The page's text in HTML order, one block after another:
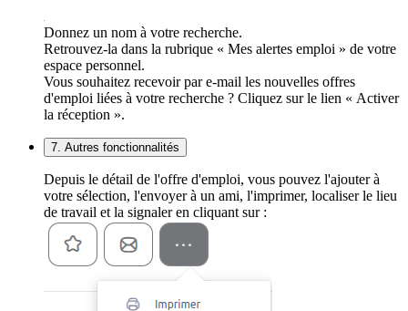
Donnez un nom à votre recherche.
Retrouvez-la dans la rubrique « Mes alertes emploi » de votre
espace personnel.
Vous souhaitez recevoir par e-mail les nouvelles offres
d'emploi liées à votre recherche ? Cliquez sur le lien « Activer
la réception ».
7. Autres fonctionnalités
Depuis le détail de l'offre d'emploi, vous pouvez l'ajouter à
votre sélection, l'envoyer à un ami, l'imprimer, localiser le lieu
de travail et la signaler en cliquant sur :